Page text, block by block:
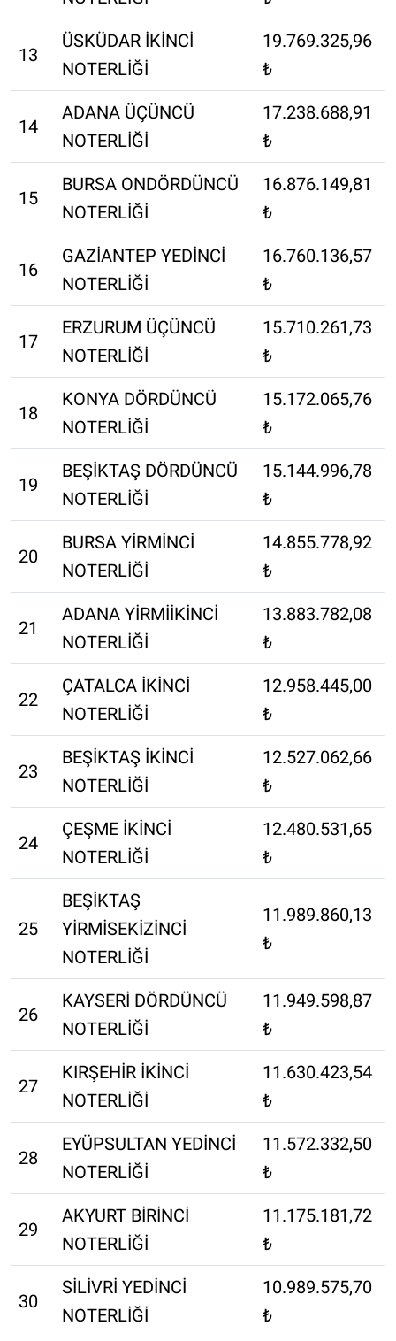
13
ÜSKÜDAR İKİNCİ
NOTERLİĞİ
19.769.325,96
₺
14
ADANA ÜÇÜNCÜ
NOTERLİĞİ
17.238.688,91
₺
15
BURSA ONDÖRDÜNCÜ
NOTERLİĞİ
16.876.149,81
₺
16
GAZİANTEP YEDİNCİ
NOTERLİĞİ
16.760.136,57
₺
17
ERZURUM ÜÇÜNCÜ
NOTERLİĞİ
15.710.261,73
₺
18
KONYA DÖRDÜNCÜ
NOTERLİĞİ
15.172.065,76
₺
19
BEŞİKTAŞ DÖRDÜNCÜ
NOTERLİĞİ
15.144.996,78
₺
20
BURSA YİRMİNCİ
NOTERLİĞİ
14.855.778,92
₺
21
ADANA YİRMİİKİNCİ
NOTERLİĞİ
13.883.782,08
₺
22
ÇATALCA İKİNCİ
NOTERLİĞİ
12.958.445,00
₺
23
BEŞİKTAŞ İKİNCİ
NOTERLİĞİ
12.527.062,66
₺
24
ÇEŞME İKİNCİ
NOTERLİĞİ
12.480.531,65
₺
25
BEŞİKTAŞ
YİRMİSEKİZİNCİ
NOTERLİĞİ
11.989.860,13
₺
26
KAYSERİ DÖRDÜNCÜ
NOTERLİĞİ
11.949.598,87
₺
27
KIRŞEHİR İKİNCİ
NOTERLİĞİ
11.630.423,54
₺
28
EYÜPSULTAN YEDİNCİ
NOTERLİĞİ
11.572.332,50
₺
29
AKYURT BİRİNCİ
NOTERLİĞİ
11.175.181,72
₺
30
SİLİVRİ YEDİNCİ
NOTERLİĞİ
10.989.575,70
₺